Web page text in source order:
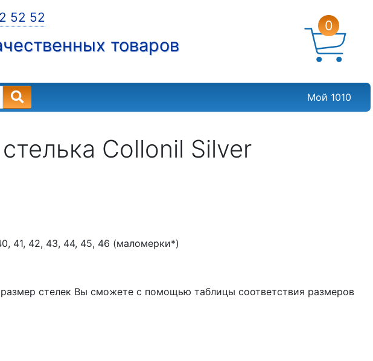
52 52
товаров
0
Мой 1010
Collonil Silver
41, 42, 43, 44, 45, 46 (маломерки*)
стелек Вы сможете с помощью таблицы соответствия размеров